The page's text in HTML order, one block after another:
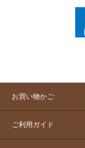
お買い物かご
ご利用ガイド